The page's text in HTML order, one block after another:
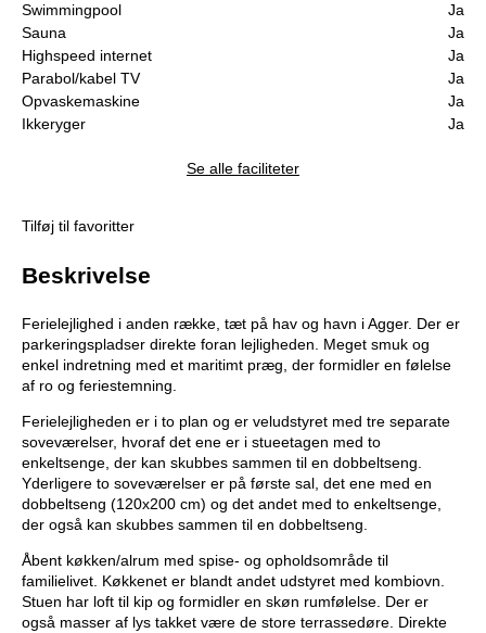
Swimmingpool
Ja
Sauna
Ja
Highspeed internet
Ja
Parabol/kabel TV
Ja
Opvaskemaskine
Ja
Ikkeryger
Ja
Se alle faciliteter
Tilføj til favoritter
Beskrivelse
Ferielejlighed i anden række, tæt på hav og havn i Agger. Der er
parkeringspladser direkte foran lejligheden. Meget smuk og
enkel indretning med et maritimt præg, der formidler en følelse
af ro og feriestemning.
Ferielejligheden er i to plan og er veludstyret med tre separate
soveværelser, hvoraf det ene er i stueetagen med to
enkeltsenge, der kan skubbes sammen til en dobbeltseng.
Yderligere to soveværelser er på første sal, det ene med en
dobbeltseng (120x200 cm) og det andet med to enkeltsenge,
der også kan skubbes sammen til en dobbeltseng.
Åbent køkken/alrum med spise- og opholdsområde til
familielivet. Køkkenet er blandt andet udstyret med kombiovn.
Stuen har loft til kip og formidler en skøn rumfølelse. Der er
også masser af lys takket være de store terrassedøre. Direkte